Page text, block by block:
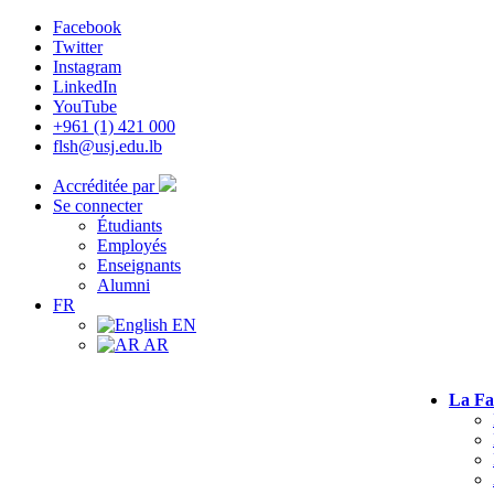
Facebook
Twitter
Instagram
LinkedIn
YouTube
+961 (1) 421 000
flsh@usj.edu.lb
Accréditée par
Se connecter
Étudiants
Employés
Enseignants
Alumni
FR
EN
AR
La